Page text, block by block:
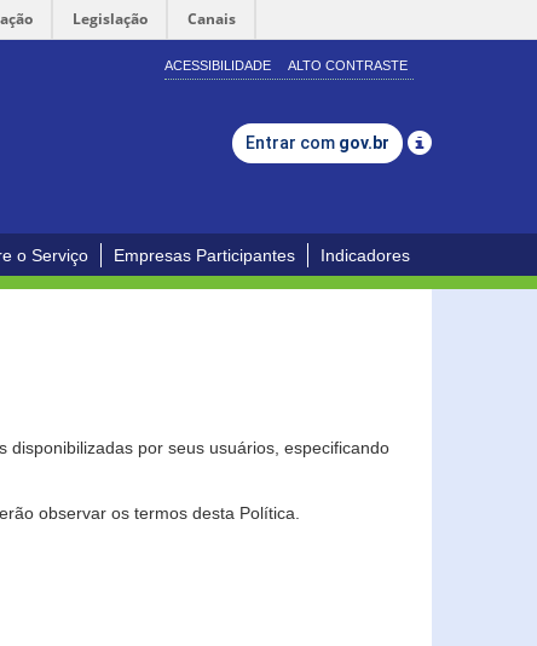
Legislação Canais
ACESSIBILIDADE ALTO CONTRASTE
Entrar com gov.br
o Serviço Empresas Participantes Indicadores
por seus usuários, especificando
observar os termos desta Política.